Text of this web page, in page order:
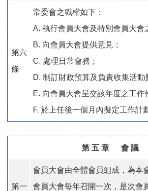
第六
條
常委會之職權如下：
A. 執行會員大會及特別會員大會
B. 向會員大會提供意見；
C. 處理日常會務；
D. 制訂財政預算及負責收集活動
E. 向會員大會呈交該年度之工作
F. 於上任後一個月內擬定工作計
第 五 章 會 議
第一
會員大會由全體會員組成，為本
會員大會每年召開一次，是次會